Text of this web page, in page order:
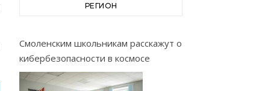
РЕГИОН
Смоленским школьникам расскажут о
кибербезопасности в космосе